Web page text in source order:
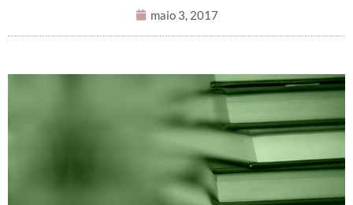
maio 3, 2017